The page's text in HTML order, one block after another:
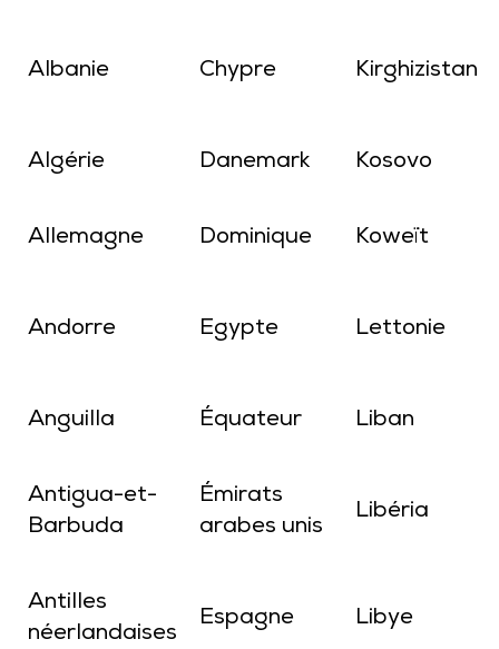
Albanie Chypre Kirghizistan
Algérie Danemark Kosovo
Allemagne Dominique Koweït
Andorre Egypte Lettonie
Anguilla Équateur Liban
Antigua-et-
Barbuda
Émirats
arabes unis
Libéria
Antilles
néerlandaises
Espagne Libye